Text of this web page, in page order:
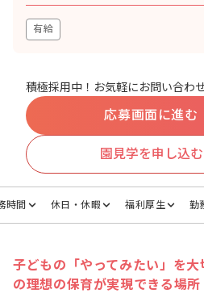
有給
積極採用中！お気軽にお問い合わ
応募画面に進む
園見学を申し込む
時間 休日・休暇 福利厚生 勤
子どもの「やってみたい」を大
の理想の保育が実現できる場所